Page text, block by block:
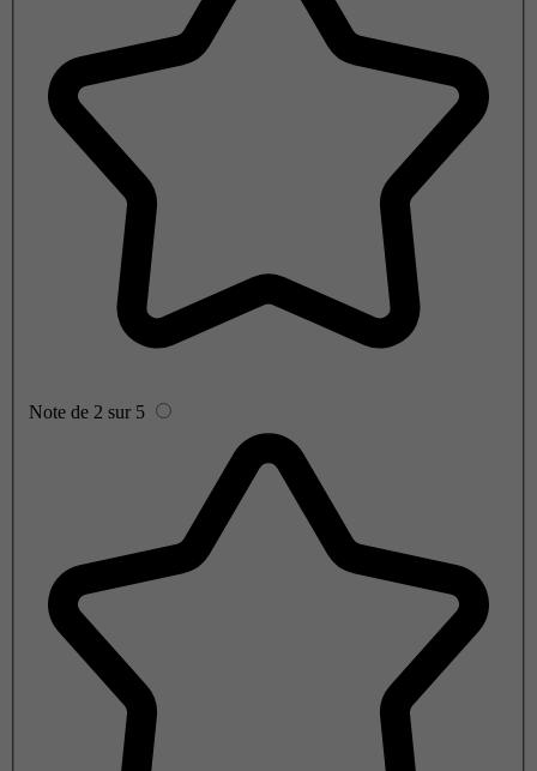
Note de 2 sur 5